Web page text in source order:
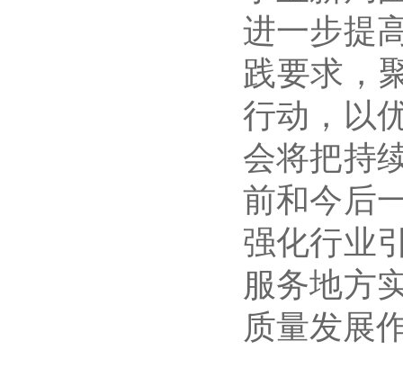
进一步提
践要求，
行动，以
会将把持
前和今后
强化行业
服务地方
质量发展